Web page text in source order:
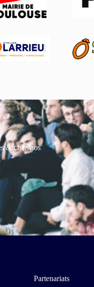
& chez nos
Partenariats